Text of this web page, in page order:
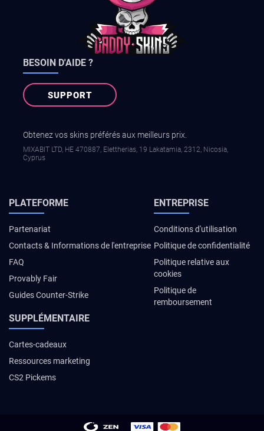
BESOIN D'AIDE ?
SUPPORT
Obtenez vos skins préférés aux meilleurs prix.
MIXABIT LTD, ΗΕ 470887, Elettherias, 19 Lakatamia, 2312, Nicosia,
Cyprus
PLATEFORME
Partenariat
Contacts & Informations de l'entreprise
FAQ
Provably Fair
Guides Counter-Strike
ENTREPRISE
Conditions d'utilisation
Politique de confidentialité
Politique relative aux
cookies
Politique de
remboursement
SUPPLÉMENTAIRE
Cartes-cadeaux
Ressources marketing
CS2 Pickems